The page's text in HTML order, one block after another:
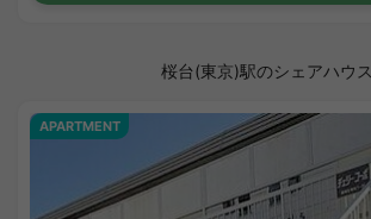
桜台(東京)駅のシェアハウス
APARTMENT